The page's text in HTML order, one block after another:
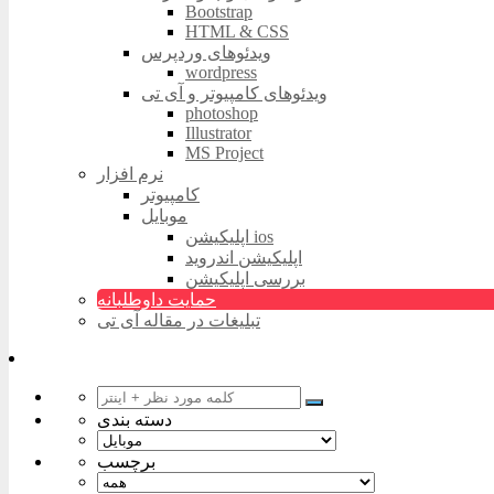
Bootstrap
HTML & CSS
ویدئوهای وردپرس
wordpress
ویدئوهای کامپیوتر و آی تی
photoshop
Illustrator
MS Project
نرم افزار
کامپیوتر
موبایل
اپلیکیشن ios
اپلیکیشن اندروید
بررسی اپلیکیشن
حمایت داوطلبانه
تبلیغات در مقاله آی تی
دسته بندی
برچسب